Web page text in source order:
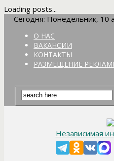
Loading posts...
Сегодня: Понедельник, 10
О НАС
ВАКАНСИИ
КОНТАКТЫ
РАЗМЕЩЕНИЕ
Независимая